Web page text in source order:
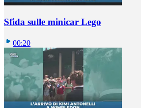
Sfida sulle minicar Lego
00:20